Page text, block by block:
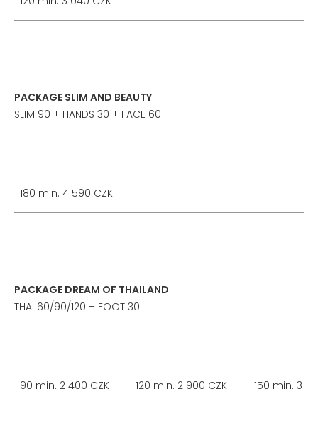
PACKAGE SLIM AND BEAUTY
SLIM 90 + HANDS 30 + FACE 60
180 min. 4 590 CZK
PACKAGE DREAM OF THAILAND
THAI 60/90/120 + FOOT 30
90 min. 2 400 CZK 120 min. 2 900 CZK 150 min. 3